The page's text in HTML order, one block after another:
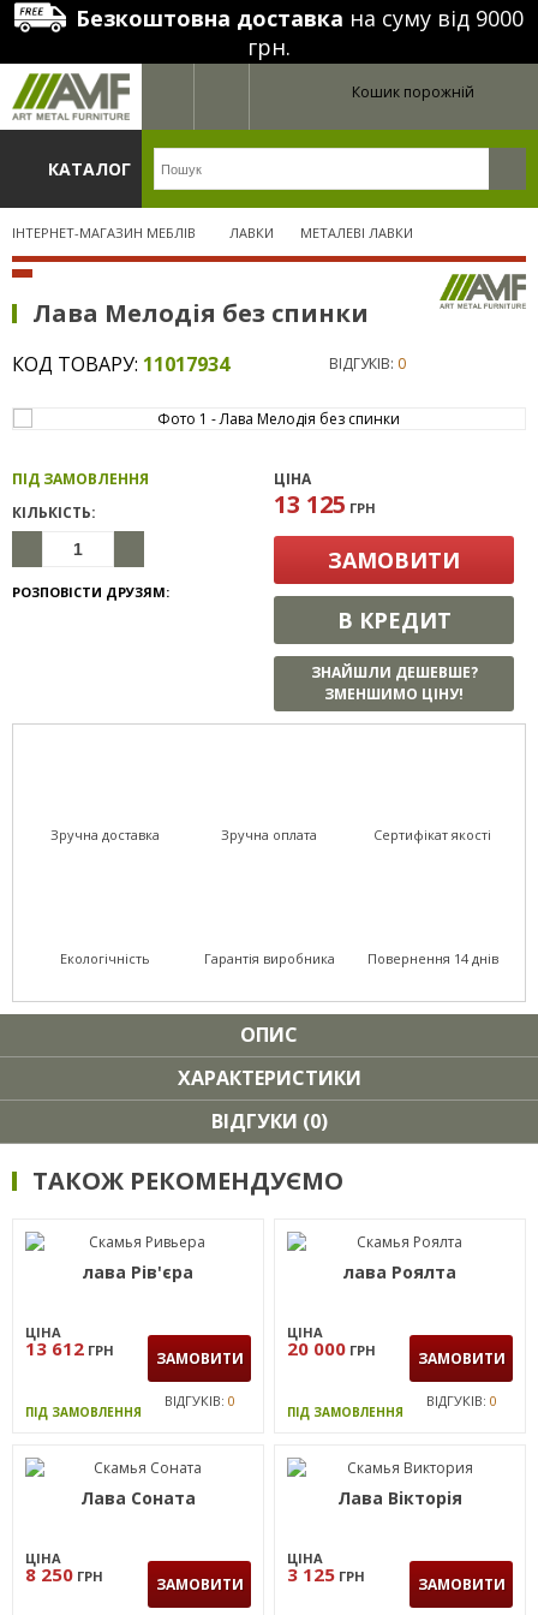
Безкоштовна доставка на суму від 9000
грн.
Кошик порожній
КАТАЛОГ
ІНТЕРНЕТ-МАГАЗИН МЕБЛІВ ЛАВКИ МЕТАЛЕВІ ЛАВКИ
Лава Мелодія без спинки
КОД ТОВАРУ: 11017934 ВІДГУКІВ: 0
ПІД ЗАМОВЛЕННЯ
КІЛЬКІСТЬ:
РОЗПОВІСТИ ДРУЗЯМ:
ЦІНА
13 125 ГРН
ЗАМОВИТИ
В КРЕДИТ
ЗНАЙШЛИ ДЕШЕВШЕ?
ЗМЕНШИМО ЦІНУ!
Зручна доставка Зручна оплата Сертифікат якості
Екологічність Гарантія виробника Повернення 14 днів
ОПИС
ХАРАКТЕРИСТИКИ
ВІДГУКИ (0)
ТАКОЖ РЕКОМЕНДУЄМО
лава Рів'єра
ЦІНА
13 612 ГРН ЗАМОВИТИ
ПІД ЗАМОВЛЕННЯ
ВІДГУКІВ: 0
лава Роялта
ЦІНА
20 000 ГРН ЗАМОВИТИ
ПІД ЗАМОВЛЕННЯ
ВІДГУКІВ: 0
Лава Соната
ЦІНА
8 250 ГРН ЗАМОВИТИ
Лава Вiкторiя
ЦІНА
3 125 ГРН ЗАМОВИТИ